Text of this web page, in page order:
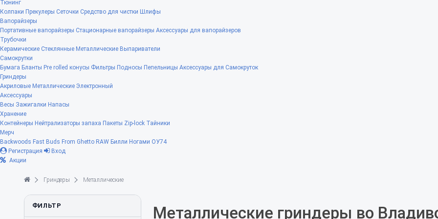
Тюнинг
Колпаки Прекулеры Сеточки Средство для чистки Шлифы
Вапорайзеры
Портативные вапорайзеры Стационарные вапорайзеры Аксессуары для вапорайзеров
Трубочки
Керамические Стеклянные Металлические Выпариватели
Самокрутки
Бумага Бланты Pre rolled конусы Фильтры Подносы Пепельницы Аксессуары для Самокруток
Гриндеры
Акриловые Металлические Электронный
Аксессуары
Весы Зажигалки Напасы
Хранение
Контейнеры Нейтрализаторы запаха Пакеты Zip-lock Тайники
Мерч
Backwoods Fast Buds From Ghetto RAW Билли Ногами ОУ74
Регистрация
Вход
Акции
Гриндеры Металлические
ФИЛЬТР Металлические гриндеры во